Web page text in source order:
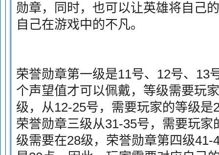
勋章，同时，也可以让英雄将自己
自己在游戏中的不凡。
荣誉勋章第一级是11号、12号、13
个声望值才可以佩戴，等级需要玩
级，从12-25号，需要玩家的等级
荣誉勋章三级从31-35号，需要玩
级需要在28级，荣誉勋章第四级